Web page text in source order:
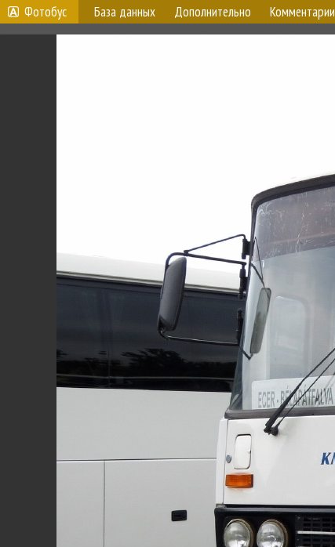
Фотобус База данных Дополнительно Комментарии